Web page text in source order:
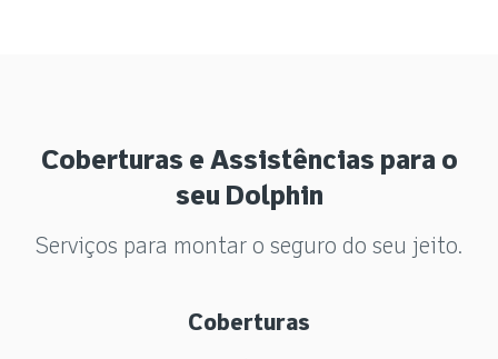
Coberturas e Assistências para o
seu Dolphin
Serviços para montar o seguro do seu jeito.
Coberturas